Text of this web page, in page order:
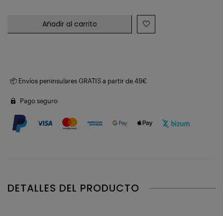
Añadir al carrito
📦 Envíos peninsulares GRATIS a partir de 49€
Pago seguro
DETALLES DEL PRODUCTO